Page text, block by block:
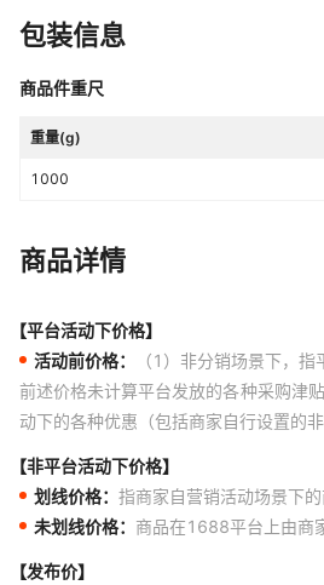
包装信息
商品件重尺
重量(g)
1000
商品详情
【平台活动下价格】
活动前价格：
（1）非分销场景下，
前述价格未计算平台发放的各种采购津
动下的各种优惠（包括商家自行设置的
【非平台活动下价格】
划线价格： 指商家自营销活动场景下
未划线价格： 商品在1688平台上由商
【发布价】